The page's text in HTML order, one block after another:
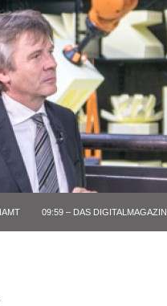
09:59 – DAS DIGITALMAGAZIN